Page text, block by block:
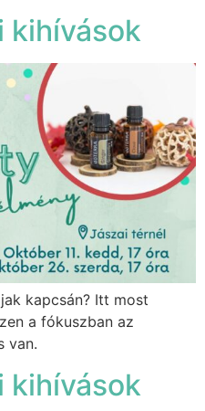
kihívások
kapcsán? Itt most
a fókuszban az
van.
kihívások